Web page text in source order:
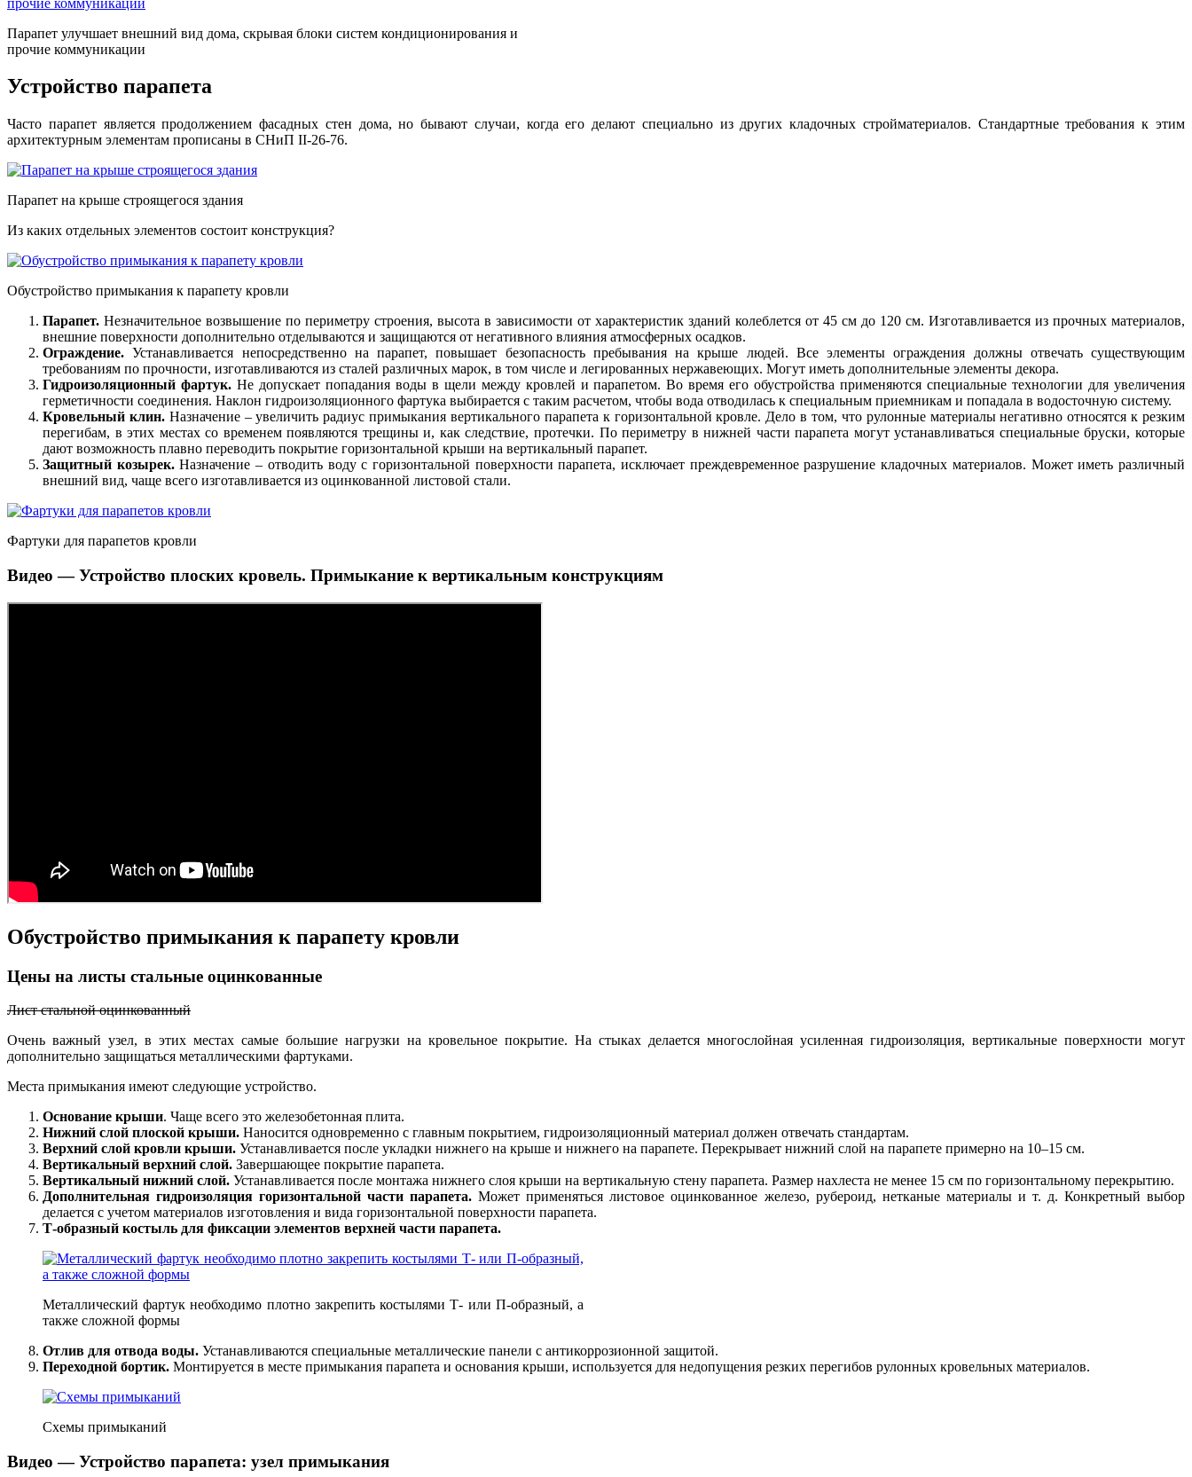
Парапет улучшает внешний вид дома, скрывая блоки систем кондиционирования и
прочие коммуникации
Устройство парапета
Часто парапет является продолжением фасадных стен дома, но бывают случаи, когда его делают специально из других кладочных стройматериалов. Стандартные требования к этим
архитектурным элементам прописаны в СНиП II-26-76.
Парапет на крыше строящегося здания
Из каких отдельных элементов состоит конструкция?
Обустройство примыкания к парапету кровли
Парапет. Незначительное возвышение по периметру строения, высота в зависимости от характеристик зданий колеблется от 45 см до 120 см. Изготавливается из прочных материалов,
внешние поверхности дополнительно отделываются и защищаются от негативного влияния атмосферных осадков.
Ограждение. Устанавливается непосредственно на парапет, повышает безопасность пребывания на крыше людей. Все элементы ограждения должны отвечать существующим
требованиям по прочности, изготавливаются из сталей различных марок, в том числе и легированных нержавеющих. Могут иметь дополнительные элементы декора.
Гидроизоляционный фартук.Не допускает попадания воды в щели между кровлей и парапетом. Во время его обустройства применяются специальные технологии для увеличения
герметичности соединения. Наклон гидроизоляционного фартука выбирается с таким расчетом, чтобы вода отводилась к специальным приемникам и попадала в водосточную систему.
Кровельный клин.Назначение – увеличить радиус примыкания вертикального парапета к горизонтальной кровле. Дело в том, что рулонные материалы негативно относятся к резким
перегибам, в этих местах со временем появляются трещины и, как следствие, протечки. По периметру в нижней части парапета могут устанавливаться специальные бруски, которые
дают возможность плавно переводить покрытие горизонтальной крыши на вертикальный парапет.
Защитный козырек.Назначение – отводить воду с горизонтальной поверхности парапета, исключает преждевременное разрушение кладочных материалов. Может иметь различный
внешний вид, чаще всего изготавливается из оцинкованной листовой стали.
Фартуки для парапетов кровли
Видео — Устройство плоских кровель. Примыкание к вертикальным конструкциям
Обустройство примыкания к парапету кровли
Цены на листы стальные оцинкованные
Лист стальной оцинкованный
Очень важный узел, в этих местах самые большие нагрузки на кровельное покрытие. На стыках делается многослойная усиленная гидроизоляция, вертикальные поверхности могут
дополнительно защищаться металлическими фартуками.
Места примыкания имеют следующие устройство.
Основание крыши. Чаще всего это железобетонная плита.
Нижний слой плоской крыши. Наносится одновременно с главным покрытием, гидроизоляционный материал должен отвечать стандартам.
Верхний слой кровли крыши. Устанавливается после укладки нижнего на крыше и нижнего на парапете. Перекрывает нижний слой на парапете примерно на 10–15 см.
Вертикальный верхний слой. Завершающее покрытие парапета.
Вертикальный нижний слой. Устанавливается после монтажа нижнего слоя крыши на вертикальную стену парапета. Размер нахлеста не менее 15 см по горизонтальному перекрытию.
Дополнительная гидроизоляция горизонтальной части парапета. Может применяться листовое оцинкованное железо, рубероид, нетканые материалы и т. д. Конкретный выбор
делается с учетом материалов изготовления и вида горизонтальной поверхности парапета.
Т-образный костыль для фиксации элементов верхней части парапета.
Металлический фартук необходимо плотно закрепить костылями Т- или П-образный, а
также сложной формы
Отлив для отвода воды. Устанавливаются специальные металлические панели с антикоррозионной защитой.
Переходной бортик. Монтируется в месте примыкания парапета и основания крыши, используется для недопущения резких перегибов рулонных кровельных материалов.
Схемы примыканий
Видео — Устройство парапета: узел примыкания